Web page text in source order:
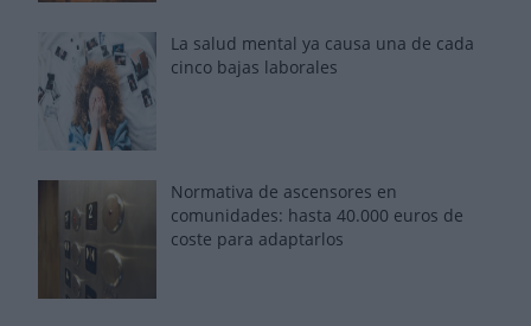
La salud mental ya causa una de cada
cinco bajas laborales
Normativa de ascensores en
comunidades: hasta 40.000 euros de
coste para adaptarlos